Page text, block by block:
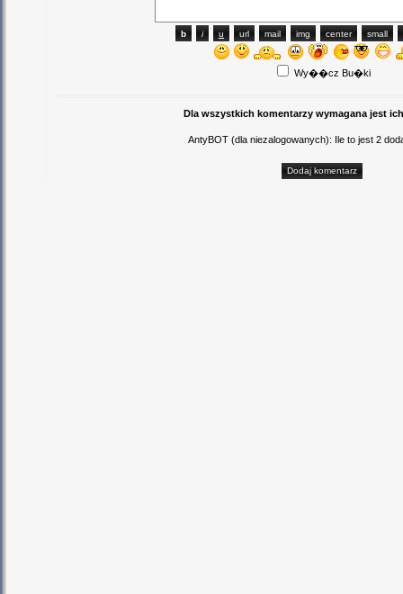
Wy��cz Bu�ki
Dla wszystkich komentarzy wymagana jest
AntyBOT (dla niezalogowanych): Ile to jest 2